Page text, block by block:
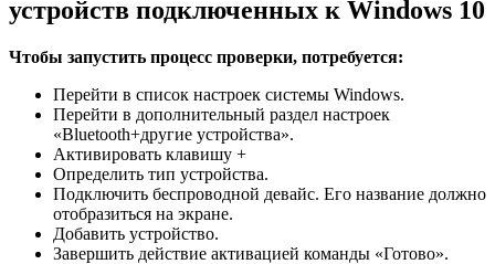
устройств подключенных к Windows 10
Чтобы запустить процесс проверки, потребуется:
Перейти в список настроек системы Windows.
Перейти в дополнительный раздел настроек
«Bluetooth+другие устройства».
Активировать клавишу +
Определить тип устройства.
Подключить беспроводной девайс. Его название должно
отобразиться на экране.
Добавить устройство.
Завершить действие активацией команды «Готово».